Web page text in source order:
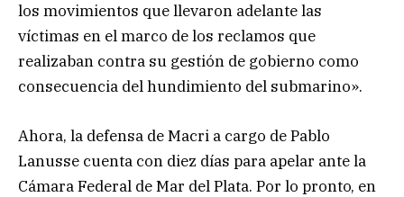
los movimientos que llevaron adelante las
víctimas en el marco de los reclamos que
realizaban contra su gestión de gobierno como
consecuencia del hundimiento del submarino».
Ahora, la defensa de Macri a cargo de Pablo
Lanusse cuenta con diez días para apelar ante la
Cámara Federal de Mar del Plata. Por lo pronto, en